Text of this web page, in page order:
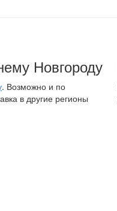
Новгороду
. Возможно и по
в другие регионы